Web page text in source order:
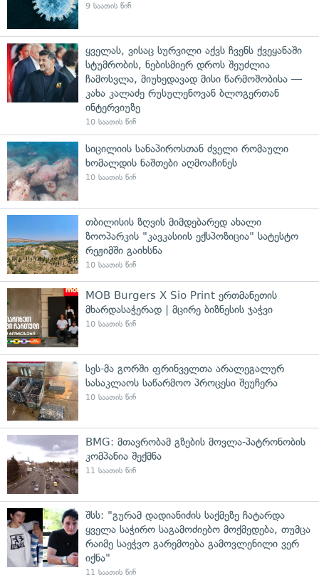
9 საათის წინ
ყველას, ვისაც სურვილი აქვს ჩვენს ქვეყანაში
სტუმრობის, ნებისმიერ დროს შეუძლია
ჩამოსვლა, მიუხედავად მისი წარმოშობისა —
კახა კალაძე რუსულენოვან ბლოგერთან
ინტერვიუზე
10 საათის წინ
სიცილიის სანაპიროსთან ძველი რომაული
ხომალდის ნაშთები აღმოაჩინეს
10 საათის წინ
თბილისის ზღვის მიმდებარედ ახალი
ზოოპარკის "კავკასიის ექსპოზიცია" სატესტო
რეჟიმში გაიხსნა
10 საათის წინ
MOB Burgers X Sio Print ერთმანეთის
მხარდასაჭერად | მცირე ბიზნესის ჯაჭვი
10 საათის წინ
სეს-მა გორში ფრინველთა არალეგალურ
სასაკლაოს საწარმოო პროცესი შეუჩერა
10 საათის წინ
BMG: მთავრობამ გზების მოვლა-პატრონობის
კომპანია შექმნა
11 საათის წინ
შსს: "გურამ დადიანიძის საქმეზე ჩატარდა
ყველა საჭირო საგამოძიებო მოქმედება, თუმცა
რაიმე საეჭვო გარემოება გამოვლენილი ვერ
იქნა"
11 საათის წინ